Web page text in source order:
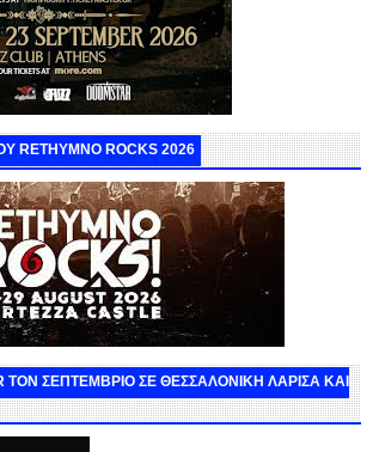
ROCKS 2026
ΤΟΝ ΣΕΠΤΕΜΒΡΙΟ ΣΕ ΘΕΣΣΑΛΟΝΙΚΗ ΛΑΡΙΣΑ ΚΑΙ